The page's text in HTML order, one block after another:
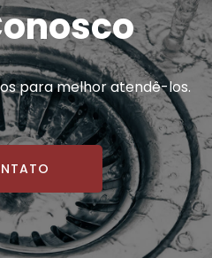
para melhor atendê-los.